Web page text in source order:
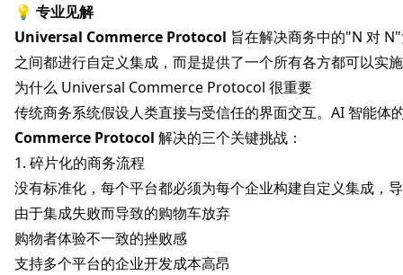
💡 专业见解
Universal Commerce Protocol 旨在解决商务中的"N 对
之间都进行自定义集成，而是提供了一个所有各方都可以实
为什么 Universal Commerce Protocol 很重要
传统商务系统假设人类直接与受信任的界面交互。AI 智能体
Commerce Protocol 解决的三个关键挑战：
1. 碎片化的商务流程
没有标准化，每个平台都必须为每个企业构建自定义集成，
由于集成失败而导致的购物车放弃
购物者体验不一致的挫败感
支持多个平台的企业开发成本高昂